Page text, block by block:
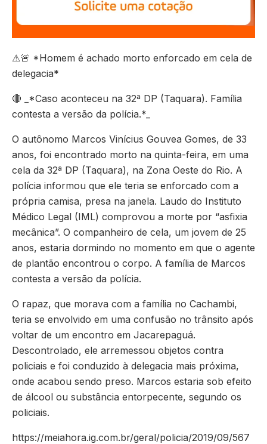
⚠🚨 *Homem é achado morto enforcado em cela de
delegacia*
🔴 _*Caso aconteceu na 32ª DP (Taquara). Família
contesta a versão da polícia.*_
O autônomo Marcos Vinícius Gouvea Gomes, de 33
anos, foi encontrado morto na quinta-feira, em uma
cela da 32ª DP (Taquara), na Zona Oeste do Rio. A
polícia informou que ele teria se enforcado com a
própria camisa, presa na janela. Laudo do Instituto
Médico Legal (IML) comprovou a morte por “asfixia
mecânica”. O companheiro de cela, um jovem de 25
anos, estaria dormindo no momento em que o agente
de plantão encontrou o corpo. A família de Marcos
contesta a versão da polícia.
O rapaz, que morava com a família no Cachambi,
teria se envolvido em uma confusão no trânsito após
voltar de um encontro em Jacarepaguá.
Descontrolado, ele arremessou objetos contra
policiais e foi conduzido à delegacia mais próxima,
onde acabou sendo preso. Marcos estaria sob efeito
de álcool ou substância entorpecente, segundo os
policiais.
https://meiahora.ig.com.br/geral/policia/2019/09/567